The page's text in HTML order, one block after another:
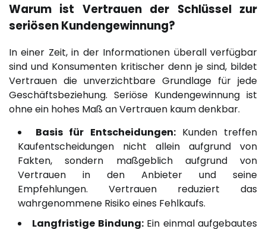
Warum ist Vertrauen der Schlüssel zur
seriösen Kundengewinnung?
In einer Zeit, in der Informationen überall verfügbar
sind und Konsumenten kritischer denn je sind, bildet
Vertrauen die unverzichtbare Grundlage für jede
Geschäftsbeziehung. Seriöse Kundengewinnung ist
ohne ein hohes Maß an Vertrauen kaum denkbar.
Basis für Entscheidungen:Kunden treffen
Kaufentscheidungen nicht allein aufgrund von
Fakten, sondern maßgeblich aufgrund von
Vertrauen in den Anbieter und seine
Empfehlungen. Vertrauen reduziert das
wahrgenommene Risiko eines Fehlkaufs.
Langfristige Bindung:Ein einmal aufgebautes